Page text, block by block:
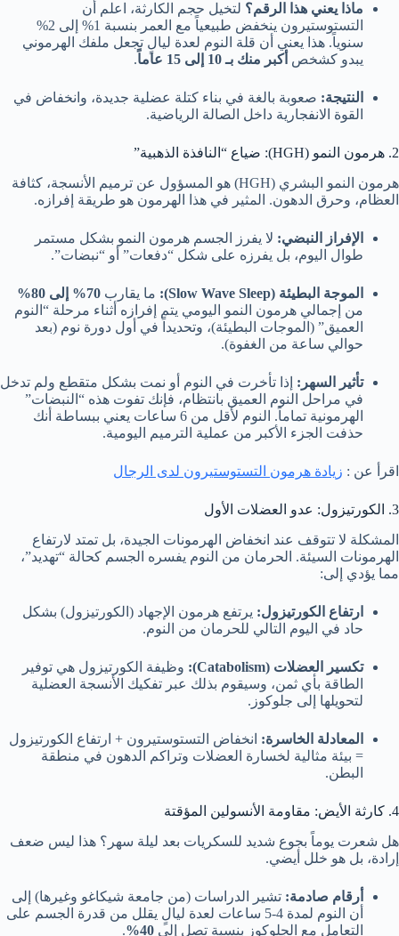
ماذا يعني هذا الرقم؟ لتخيل حجم الكارثة، اعلم أن
التستوستيرون ينخفض طبيعياً مع العمر بنسبة 1% إلى 2%
سنوياً. هذا يعني أن قلة النوم لعدة ليالٍ تجعل ملفك الهرموني
يبدو كشخص أكبر منك بـ 10 إلى 15 عاماً .
النتيجة: صعوبة بالغة في بناء كتلة عضلية جديدة، وانخفاض في
القوة الانفجارية داخل الصالة الرياضية.
2. هرمون النمو (HGH): ضياع “النافذة الذهبية”
هرمون النمو البشري (HGH) هو المسؤول عن ترميم الأنسجة، كثافة
العظام، وحرق الدهون. المثير في هذا الهرمون هو طريقة إفرازه.
الإفراز النبضي: لا يفرز الجسم هرمون النمو بشكل مستمر
طوال اليوم، بل يفرزه على شكل “دفعات” أو “نبضات”.
الموجة البطيئة (Slow Wave Sleep): ما يقارب 70% إلى 80%
من إجمالي هرمون النمو اليومي يتم إفرازه أثناء مرحلة “النوم
العميق” (الموجات البطيئة)، وتحديداً في أول دورة نوم (بعد
حوالي ساعة من الغفوة).
تأثير السهر: إذا تأخرت في النوم أو نمت بشكل متقطع ولم تدخل
في مراحل النوم العميق بانتظام، فإنك تفوت هذه “النبضات”
الهرمونية تماماً. النوم لأقل من 6 ساعات يعني ببساطة أنك
حذفت الجزء الأكبر من عملية الترميم اليومية.
اقرأ عن : زيادة هرمون التستوستيرون لدى الرجال
3. الكورتيزول: عدو العضلات الأول
المشكلة لا تتوقف عند انخفاض الهرمونات الجيدة، بل تمتد لارتفاع
الهرمونات السيئة. الحرمان من النوم يفسره الجسم كحالة “تهديد”،
مما يؤدي إلى:
ارتفاع الكورتيزول: يرتفع هرمون الإجهاد (الكورتيزول) بشكل
حاد في اليوم التالي للحرمان من النوم.
تكسير العضلات (Catabolism):
وظيفة الكورتيزول هي توفير
الطاقة بأي ثمن، وسيقوم بذلك عبر تفكيك الأنسجة العضلية
لتحويلها إلى جلوكوز.
المعادلة الخاسرة: انخفاض التستوستيرون + ارتفاع الكورتيزول
= بيئة مثالية لخسارة العضلات وتراكم الدهون في منطقة
البطن.
4. كارثة الأيض: مقاومة الأنسولين المؤقتة
هل شعرت يوماً بجوع شديد للسكريات بعد ليلة سهر؟ هذا ليس ضعف
إرادة، بل هو خلل أيضي.
أرقام صادمة: تشير الدراسات (من جامعة شيكاغو وغيرها) إلى
أن النوم لمدة 4-5 ساعات لعدة ليالٍ يقلل من قدرة الجسم على
التعامل مع الجلوكوز بنسبة تصل إلى 40%
.